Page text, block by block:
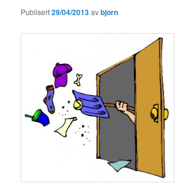
Publisert29/04/2013avbjorn